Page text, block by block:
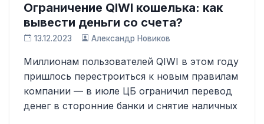
Ограничение QIWI кошелька: как
вывести деньги со счета?
13.12.2023 Александр Новиков
Миллионам пользователей QIWI в этом году
пришлось перестроиться к новым правилам
компании — в июле ЦБ ограничил перевод
денег в сторонние банки и снятие наличных